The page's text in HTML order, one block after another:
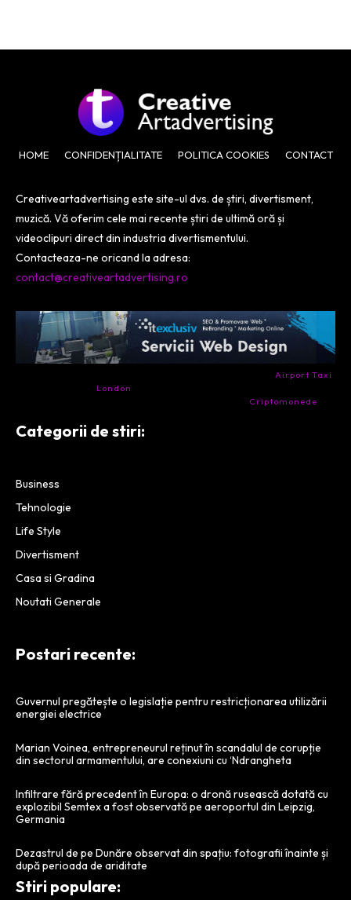
HOME CONFIDENȚIALITATE POLITICA COOKIES CONTACT
Creativeartadvertising este site-ul dvs. de știri, divertisment,
muzică. Vă oferim cele mai recente știri de ultimă oră și
videoclipuri direct din industria divertismentului.
Contacteaza-ne oricand la adresa:
contact@creativeartadvertising.ro
Airport Taxi
London
Criptomonede
Categorii de stiri:
Business
Tehnologie
Life Style
Divertisment
Casa si Gradina
Noutati Generale
Postari recente:
Guvernul pregătește o legislație pentru restricționarea utilizării
energiei electrice
Marian Voinea, entrepreneurul reținut în scandalul de corupție
din sectorul armamentului, are conexiuni cu ‘Ndrangheta
Infiltrare fără precedent în Europa: o dronă rusească dotată cu
explozibil Semtex a fost observată pe aeroportul din Leipzig,
Germania
Dezastrul de pe Dunăre observat din spațiu: fotografii înainte și
după perioada de ariditate
Stiri populare: